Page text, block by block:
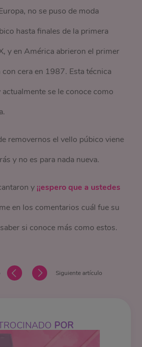
no se puso de moda
hasta finales de la primera
y en América abrieron el primer
cera en 1987. Esta técnica
se le conoce como
removernos el vello púbico viene
y no es para nada nueva.
y ¡¡espero que a ustedes
en los comentarios cuál fue su
si conoce más como estos.
Siguiente artículo
POR